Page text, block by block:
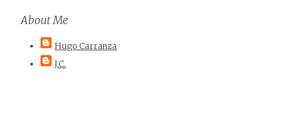
About Me
Hugo Carranza
J.C.